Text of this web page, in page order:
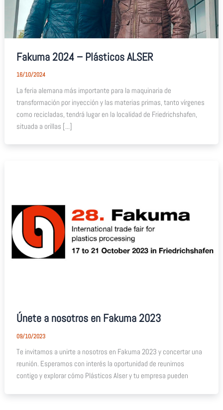
Fakuma 2024 – Plásticos ALSER
16/10/2024
La feria alemana más importante para la maquinaria de
transformación por inyección y las materias primas, tanto vírgenes
como recicladas, tendrá lugar en la localidad de Friedrichshafen,
situada a orillas [...]
Únete a nosotros en Fakuma 2023
09/10/2023
Te invitamos a unirte a nosotros en Fakuma 2023 y concertar una
reunión. Esperamos con interés la oportunidad de reunirnos
contigo y explorar cómo Plásticos Alser y tu empresa pueden